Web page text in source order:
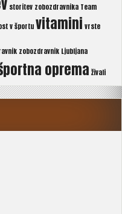
storitev zobozdravnika Team
v športuvitamini vrste
zobozdravnik Ljubljana
oprema živali